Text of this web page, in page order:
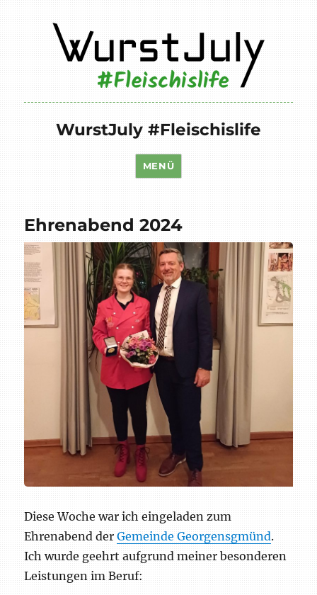
WurstJuly #Fleischislife
MENÜ
Ehrenabend 2024
Diese Woche war ich eingeladen zum
Ehrenabend derGemeinde Georgensgmünd.
Ich wurde geehrt aufgrund meiner besonderen
Leistungen im Beruf: